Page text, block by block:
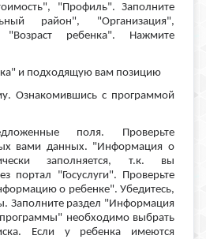
"Профиль". Заполните
район", "Организация",
"Возраст ребенка". Нажмите
и подходящую вам позицию
Ознакомившись с программой
поля. Проверьте
вами данных. "Информация о
заполняется, т.к. вы
портал "Госуслуги". Проверьте
о ребенке". Убедитесь,
Заполните раздел "Информация
необходимо выбрать
Если у ребенка имеются